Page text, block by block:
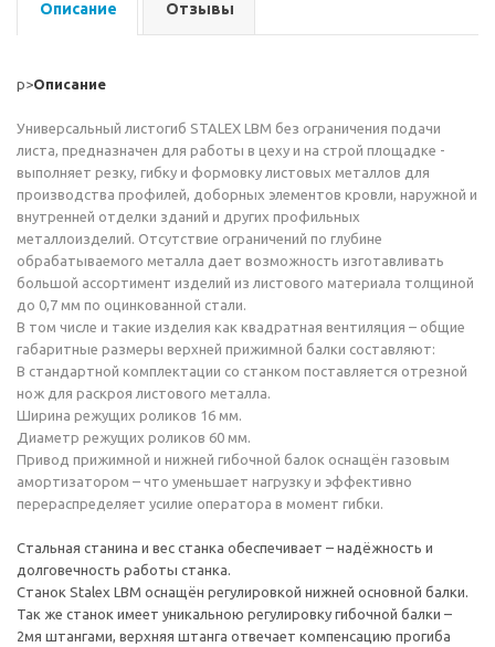
Описание Отзывы
p>Описание
Универсальный листогиб STALEX LBM без ограничения подачи
листа, предназначен для работы в цеху и на строй площадке -
выполняет резку, гибку и формовку листовых металлов для
производства профилей, доборных элементов кровли, наружной и
внутренней отделки зданий и других профильных
металлоизделий. Отсутствие ограничений по глубине
обрабатываемого металла дает возможность изготавливать
большой ассортимент изделий из листового материала толщиной
до 0,7 мм по оцинкованной стали.
В том числе и такие изделия как квадратная вентиляция – общие
габаритные размеры верхней прижимной балки составляют:
В стандартной комплектации со cтанком поставляется отрезной
нож для раскроя листового металла.
Ширина режущих роликов 16 мм.
Диаметр режущих роликов 60 мм.
Привод прижимной и нижней гибочной балок оснащён газовым
амортизатором – что уменьшает нагрузку и эффективно
перераспределяет усилие оператора в момент гибки.
Стальная станина и вес станка обеспечивает – надёжность и
долговечность работы станка.
Станок Stalex LBM оснащён регулировкой нижней основной балки.
Так же станок имеет уникальною регулировку гибочной балки –
2мя штангами, верхняя штанга отвечает компенсацию прогиба